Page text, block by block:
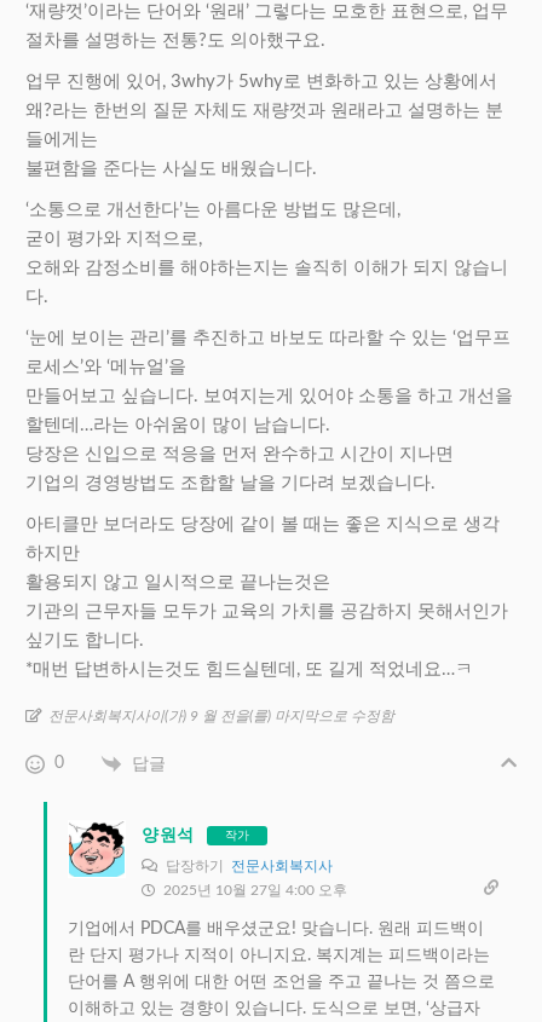
‘재량껏’이라는 단어와 ‘원래’ 그렇다는 모호한 표현으로, 업무
절차를 설명하는 전통?도 의아했구요.
업무 진행에 있어, 3why가 5why로 변화하고 있는 상황에서
왜?라는 한번의 질문 자체도 재량껏과 원래라고 설명하는 분
들에게는
불편함을 준다는 사실도 배웠습니다.
‘소통으로 개선한다’는 아름다운 방법도 많은데,
굳이 평가와 지적으로,
오해와 감정소비를 해야하는지는 솔직히 이해가 되지 않습니
다.
‘눈에 보이는 관리’를 추진하고 바보도 따라할 수 있는 ‘업무프
로세스’와 ‘메뉴얼’을
만들어보고 싶습니다. 보여지는게 있어야 소통을 하고 개선을
할텐데…라는 아쉬움이 많이 남습니다.
당장은 신입으로 적응을 먼저 완수하고 시간이 지나면
기업의 경영방법도 조합할 날을 기다려 보겠습니다.
아티클만 보더라도 당장에 같이 볼 때는 좋은 지식으로 생각
하지만
활용되지 않고 일시적으로 끝나는것은
기관의 근무자들 모두가 교육의 가치를 공감하지 못해서인가
싶기도 합니다.
*매번 답변하시는것도 힘드실텐데, 또 길게 적었네요…ㅋ
전문사회복지사이(가) 9 월 전을(를) 마지막으로 수정함
0 답글
양원석 작가
답장하기 전문사회복지사
2025년 10월 27일 4:00 오후
기업에서 PDCA를 배우셨군요! 맞습니다. 원래 피드백이
란 단지 평가나 지적이 아니지요. 복지계는 피드백이라는
단어를 A 행위에 대한 어떤 조언을 주고 끝나는 것 쯤으로
이해하고 있는 경향이 있습니다. 도식으로 보면, ‘상급자